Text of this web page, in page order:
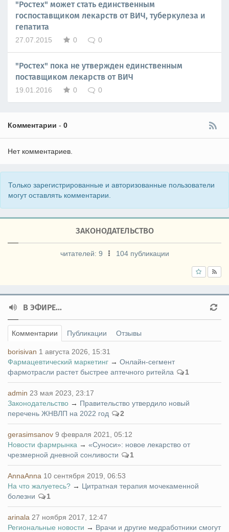
"Ростех" может стать единственным
госпоставщиком лекарств от ВИЧ, туберкулеза и
гепатита
27.07.2015 0 0
"Ростех" пока не утвержден единственным
поставщиком лекарств от ВИЧ
19.01.2016 0 0
Комментарии - 0
Нет комментариев.
Только зарегистрированные и авторизованные пользователи
могут оставлять комментарии.
ЗАКОНОДАТЕЛЬСТВО
читателей: 9 104 публикации
В ЭФИРЕ...
Комментарии Публикации Отзывы
borisivan 1 августа 2026, 15:31
Фармацевтический маркетинг → Онлайн-сегмент
фармотрасли растет быстрее аптечного ритейла
1
admin 23 мая 2023, 23:17
Законодательство → Правительство утвердило новый
перечень ЖНВЛП на 2022 год
2
gerasimsanov 9 февраля 2021, 05:12
Новости фармрынка → «Суноси»: новое лекарство от
чрезмерной дневной сонливости
1
AnnaAnna 10 сентября 2019, 06:53
На что жалуетесь? → Цитратная терапия мочекаменной
болезни
1
arinala 27 ноября 2017, 12:47
Региональные новости → Врачи и другие медработники смогут